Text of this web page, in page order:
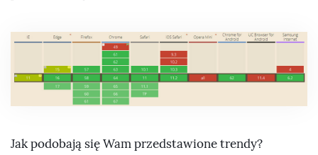
Jak podobają się Wam przedstawione trendy?